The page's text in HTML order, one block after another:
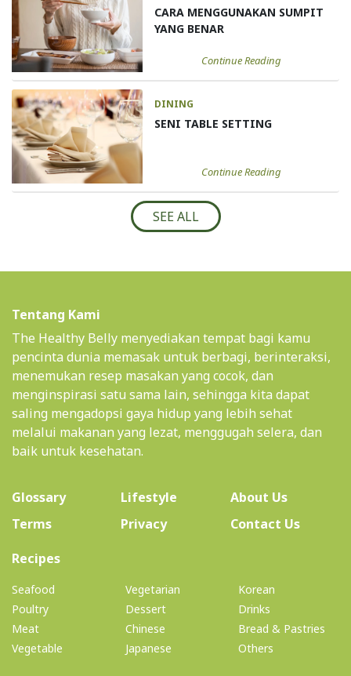
CARA MENGGUNAKAN SUMPIT
YANG BENAR
Continue Reading
DINING
SENI TABLE SETTING
Continue Reading
SEE ALL
Tentang Kami
The Healthy Belly menyediakan tempat bagi kamu
pencinta dunia memasak untuk berbagi, berinteraksi,
menemukan resep masakan yang cocok, dan
menginspirasi satu sama lain, sehingga kita dapat
saling mengadopsi gaya hidup yang lebih sehat
melalui makanan yang lezat, menggugah selera, dan
baik untuk kesehatan.
Glossary Lifestyle About Us(current)
Terms
Privacy
Contact Us
Recipes(current)
Seafood
Poultry
Meat
Vegetable
Vegetarian
Dessert
Chinese
Japanese
Korean
Drinks
Bread & Pastries
Others